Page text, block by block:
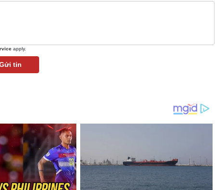
apply.
tin